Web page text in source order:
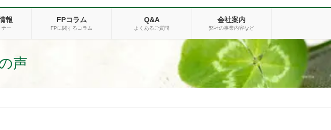
報
ナー
FPコラム
FPに関するコラム
Q&A
よくあるご質問
会社案内
弊社の事業内容など
声